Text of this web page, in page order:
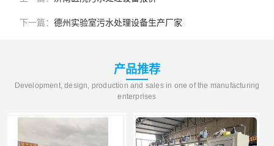
下一篇： 德州实验室污水处理设备生产厂家
产品推荐
Development, design, production and sales in one of the manufacturing
enterprises